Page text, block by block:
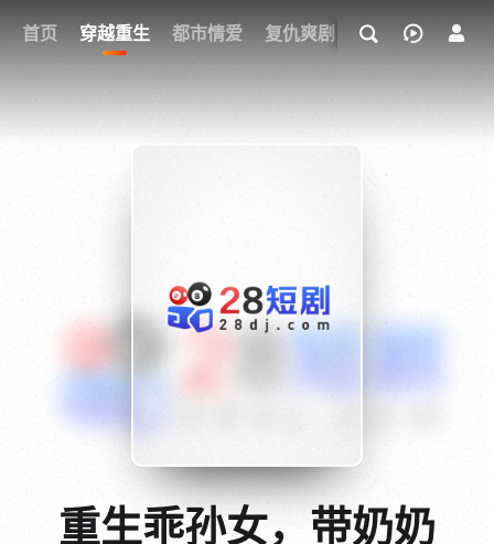
首页 穿越重生 都市情爱 复仇爽剧 玄幻武侠 奇幻
我的观影记录
{if condition="$obj.vod_points
28短剧
重生乖孙女，带奶奶